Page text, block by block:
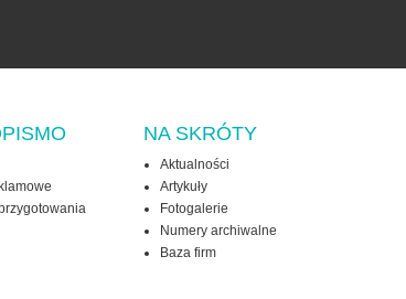
NA SKRÓTY
Aktualności
Artykuły
Fotogalerie
Numery archiwalne
Baza firm